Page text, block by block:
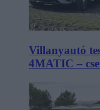
Villanyautó
4MATIC –